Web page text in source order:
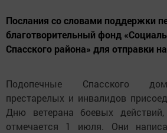
Послания со словами поддержки
благотворительный фонд
Спасского района» для отправки
Подопечные Спасского
престарелых и инвалидов
Дню ветерана боевых
отмечается 1 июля. Они